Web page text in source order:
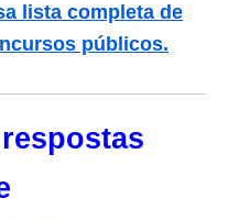
lista completa de
públicos.